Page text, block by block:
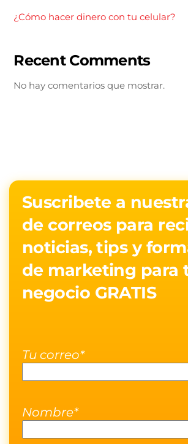
¿Cómo hacer dinero con tu celular?
Recent Comments
No hay comentarios que mostrar.
Suscribete a
de correos para
noticias, tips y
de marketing para
negocio GRATIS
Tu correo*
Nombre*